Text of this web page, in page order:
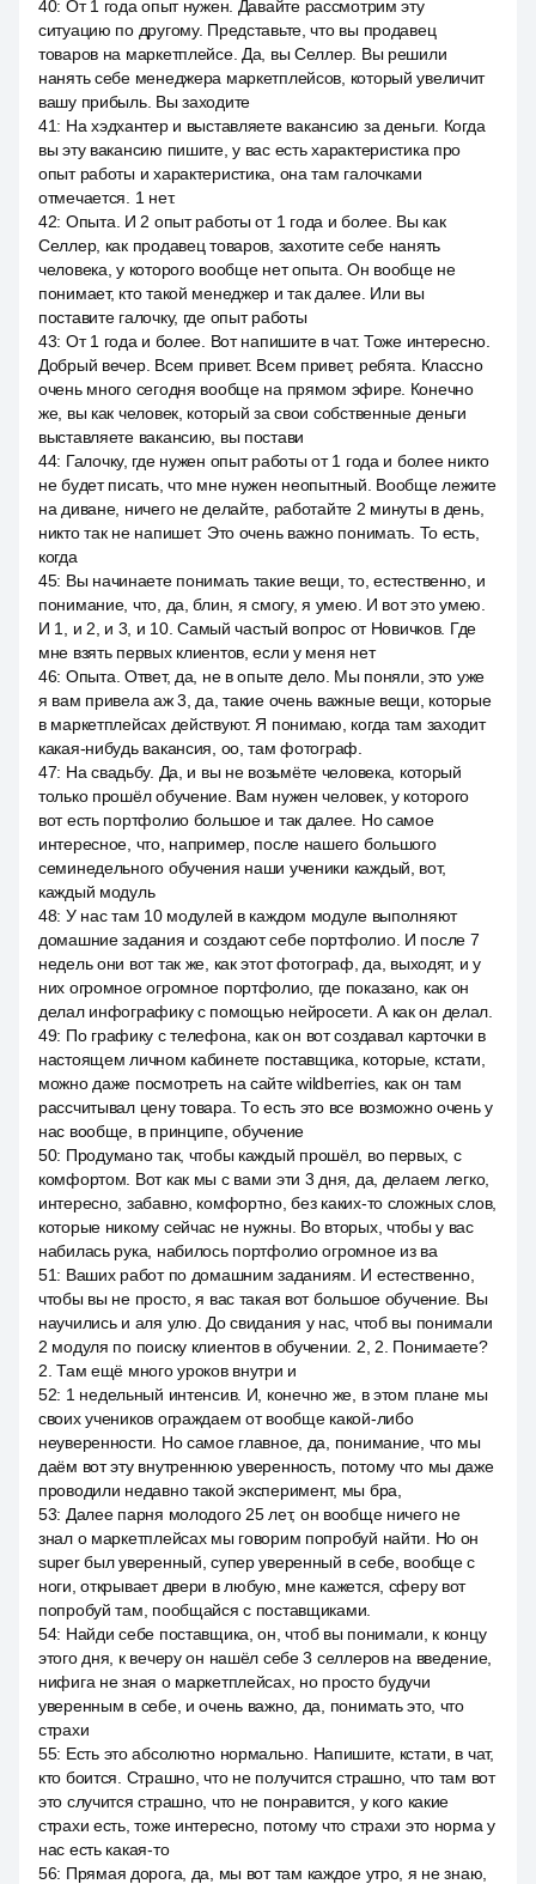
40: От 1 года опыт нужен. Давайте рассмотрим эту
ситуацию по другому. Представьте, что вы продавец
товаров на маркетплейсе. Да, вы Селлер. Вы решили
нанять себе менеджера маркетплейсов, который увеличит
вашу прибыль. Вы заходите
41: На хэдхантер и выставляете вакансию за деньги. Когда
вы эту вакансию пишите, у вас есть характеристика про
опыт работы и характеристика, она там галочками
отмечается. 1 нет.
42: Опыта. И 2 опыт работы от 1 года и более. Вы как
Селлер, как продавец товаров, захотите себе нанять
человека, у которого вообще нет опыта. Он вообще не
понимает, кто такой менеджер и так далее. Или вы
поставите галочку, где опыт работы
43: От 1 года и более. Вот напишите в чат. Тоже интересно.
Добрый вечер. Всем привет. Всем привет, ребята. Классно
очень много сегодня вообще на прямом эфире. Конечно
же, вы как человек, который за свои собственные деньги
выставляете вакансию, вы постави
44: Галочку, где нужен опыт работы от 1 года и более никто
не будет писать, что мне нужен неопытный. Вообще лежите
на диване, ничего не делайте, работайте 2 минуты в день,
никто так не напишет. Это очень важно понимать. То есть,
когда
45: Вы начинаете понимать такие вещи, то, естественно, и
понимание, что, да, блин, я смогу, я умею. И вот это умею.
И 1, и 2, и 3, и 10. Самый частый вопрос от Новичков. Где
мне взять первых клиентов, если у меня нет
46: Опыта. Ответ, да, не в опыте дело. Мы поняли, это уже
я вам привела аж 3, да, такие очень важные вещи, которые
в маркетплейсах действуют. Я понимаю, когда там заходит
какая-нибудь вакансия, оо, там фотограф.
47: На свадьбу. Да, и вы не возьмёте человека, который
только прошёл обучение. Вам нужен человек, у которого
вот есть портфолио большое и так далее. Но самое
интересное, что, например, после нашего большого
семинедельного обучения наши ученики каждый, вот,
каждый модуль
48: У нас там 10 модулей в каждом модуле выполняют
домашние задания и создают себе портфолио. И после 7
недель они вот так же, как этот фотограф, да, выходят, и у
них огромное огромное портфолио, где показано, как он
делал инфографику с помощью нейросети. А как он делал.
49: По графику с телефона, как он вот создавал карточки в
настоящем личном кабинете поставщика, которые, кстати,
можно даже посмотреть на сайте wildberries, как он там
рассчитывал цену товара. То есть это все возможно очень у
нас вообще, в принципе, обучение
50: Продумано так, чтобы каждый прошёл, во первых, с
комфортом. Вот как мы с вами эти 3 дня, да, делаем легко,
интересно, забавно, комфортно, без каких-то сложных слов,
которые никому сейчас не нужны. Во вторых, чтобы у вас
набилась рука, набилось портфолио огромное из ва
51: Ваших работ по домашним заданиям. И естественно,
чтобы вы не просто, я вас такая вот большое обучение. Вы
научились и аля улю. До свидания у нас, чтоб вы понимали
2 модуля по поиску клиентов в обучении. 2, 2. Понимаете?
2. Там ещё много уроков внутри и
52: 1 недельный интенсив. И, конечно же, в этом плане мы
своих учеников ограждаем от вообще какой-либо
неуверенности. Но самое главное, да, понимание, что мы
даём вот эту внутреннюю уверенность, потому что мы даже
проводили недавно такой эксперимент, мы бра,
53: Далее парня молодого 25 лет, он вообще ничего не
знал о маркетплейсах мы говорим попробуй найти. Но он
super был уверенный, супер уверенный в себе, вообще с
ноги, открывает двери в любую, мне кажется, сферу вот
попробуй там, пообщайся с поставщиками.
54: Найди себе поставщика, он, чтоб вы понимали, к концу
этого дня, к вечеру он нашёл себе 3 селлеров на введение,
нифига не зная о маркетплейсах, но просто будучи
уверенным в себе, и очень важно, да, понимать это, что
страхи
55: Есть это абсолютно нормально. Напишите, кстати, в чат,
кто боится. Страшно, что не получится страшно, что там вот
это случится страшно, что не понравится, у кого какие
страхи есть, тоже интересно, потому что страхи это норма у
нас есть какая-то
56: Прямая дорога, да, мы вот там каждое утро, я не знаю,